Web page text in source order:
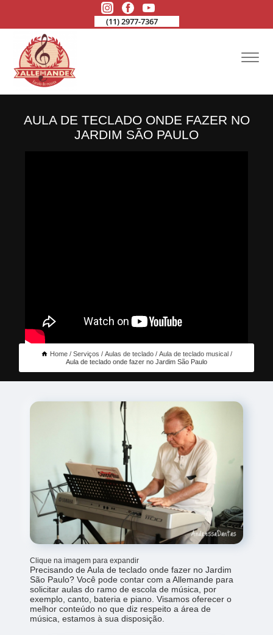
(11) 2977-7367
AULA DE TECLADO ONDE FAZER NO
JARDIM SÃO PAULO
Home Serviços Aulas de teclado
Aula de teclado musical
Aula de teclado onde fazer no Jardim São Paulo
Clique na imagem para expandir
Precisando de Aula de teclado onde fazer no Jardim
São Paulo? Você pode contar com a Allemande para
solicitar aulas do ramo de escola de música, por
exemplo, canto, bateria e piano. Visamos oferecer o
melhor conteúdo no que diz respeito a área de
música, estamos à sua disposição.